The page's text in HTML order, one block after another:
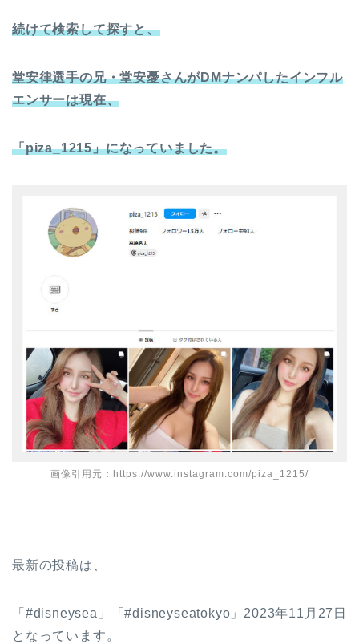
続けて検索して探すと、
堂安律選手の兄・堂安憂さんがDMナンパしたインフル
エンサーは現在、
「piza_1215」になっていました。
画像引用元：https://www.instagram.com/piza_1215/
最新の投稿は、
「#disneysea」「#disneyseatokyo」2023年11月27日
となっています。